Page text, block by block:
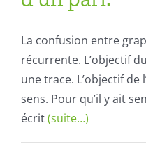
La confusion entre
récurrente. L’objectif
une trace. L’objectif
sens. Pour qu’il y ait
écrit(suite…)